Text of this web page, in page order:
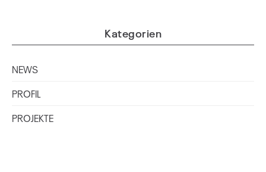
Kategorien
NEWS
PROFIL
PROJEKTE